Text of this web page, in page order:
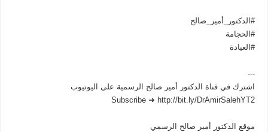
#الدكتور_أمير_صالح
#الحجامة
#العيادة
---
اشترك في قناة الدكتور أمير صالح الرسمية على اليوتيوب
Subscribe ➜ http://bit.ly/DrAmirSalehYT2
موقع الدكتور أمير صالح الرسمي